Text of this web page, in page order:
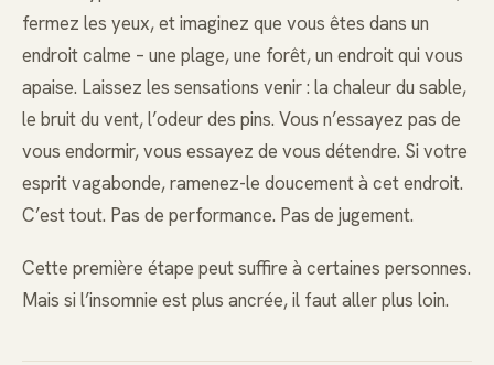
fermez les yeux, et imaginez que vous êtes dans un
endroit calme – une plage, une forêt, un endroit qui vous
apaise. Laissez les sensations venir : la chaleur du sable,
le bruit du vent, l’odeur des pins. Vous n’essayez pas de
vous endormir, vous essayez de vous détendre. Si votre
esprit vagabonde, ramenez-le doucement à cet endroit.
C’est tout. Pas de performance. Pas de jugement.
Cette première étape peut suffire à certaines personnes.
Mais si l’insomnie est plus ancrée, il faut aller plus loin.